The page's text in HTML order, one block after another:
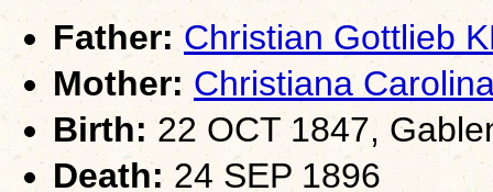
Father: Christian Gottlieb
Mother: Christiana
Birth: 22 OCT 1847,
Death: 24 SEP 1896